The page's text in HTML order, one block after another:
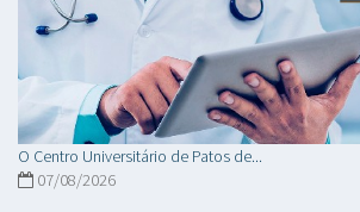
O Centro Universitário de Patos de...
07/08/2026